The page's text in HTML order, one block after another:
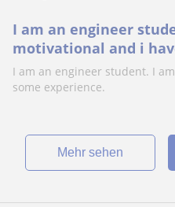
I am an engineer
motivational and i
I am an engineer student. I
some experience.
Mehr sehen